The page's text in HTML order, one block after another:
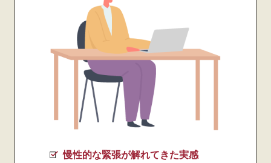
慢性的な緊張が解れてきた実感